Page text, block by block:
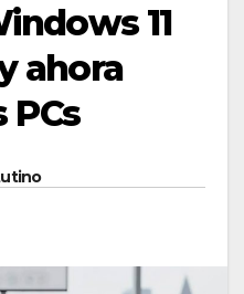
11
ahora
PCs